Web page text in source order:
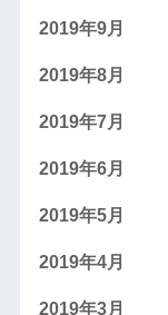
2019年9月
2019年8月
2019年7月
2019年6月
2019年5月
2019年4月
2019年3月